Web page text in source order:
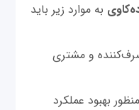
به موارد زیر باید
و مشتری
بهبود عملکرد